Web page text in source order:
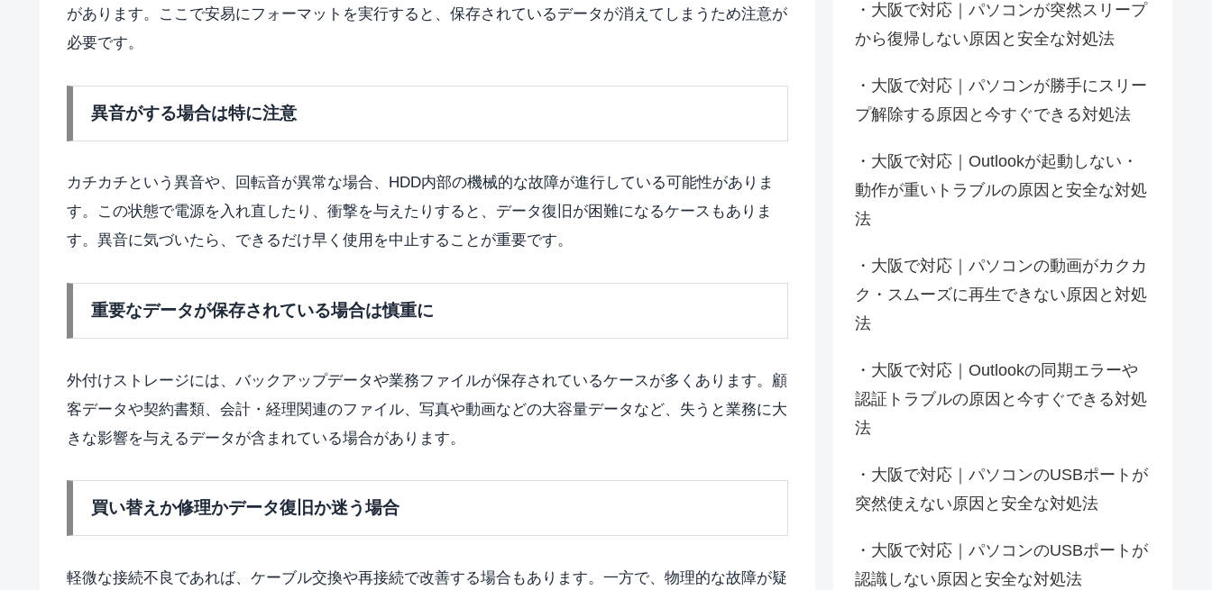
があります。ここで安易にフォーマットを実行すると、保存されているデータが消えてしまうため注意が
必要です。
異音がする場合は特に注意
カチカチという異音や、回転音が異常な場合、HDD内部の機械的な故障が進行している可能性がありま
す。この状態で電源を入れ直したり、衝撃を与えたりすると、データ復旧が困難になるケースもありま
す。異音に気づいたら、できるだけ早く使用を中止することが重要です。
重要なデータが保存されている場合は慎重に
外付けストレージには、バックアップデータや業務ファイルが保存されているケースが多くあります。顧
客データや契約書類、会計・経理関連のファイル、写真や動画などの大容量データなど、失うと業務に大
きな影響を与えるデータが含まれている場合があります。
買い替えか修理かデータ復旧か迷う場合
軽微な接続不良であれば、ケーブル交換や再接続で改善する場合もあります。一方で、物理的な故障が疑
大阪で対応｜パソコンが突然スリープ
から復帰しない原因と安全な対処法
大阪で対応｜パソコンが勝手にスリー
プ解除する原因と今すぐできる対処法
大阪で対応｜Outlookが起動しない・
動作が重いトラブルの原因と安全な対処
法
大阪で対応｜パソコンの動画がカクカ
ク・スムーズに再生できない原因と対処
法
大阪で対応｜Outlookの同期エラーや
認証トラブルの原因と今すぐできる対処
法
大阪で対応｜パソコンのUSBポートが
突然使えない原因と安全な対処法
大阪で対応｜パソコンのUSBポートが
認識しない原因と安全な対処法